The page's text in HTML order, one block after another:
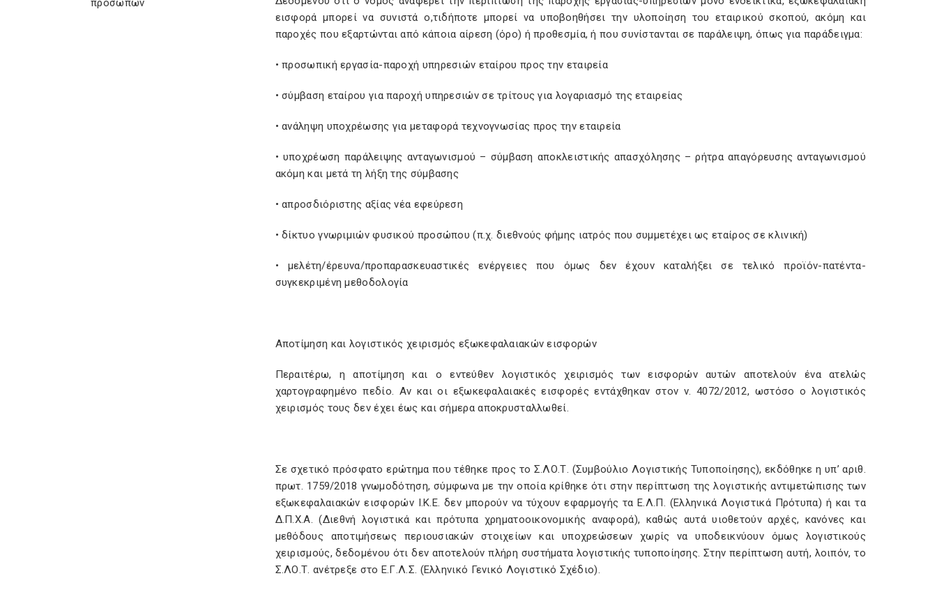
προσώπων
εισφορά μπορεί να συνιστά ο,τιδήποτε μπορεί να υποβοηθήσει την υλοποίηση του εταιρικού σκοπού, ακόμη και
παροχές που εξαρτώνται από κάποια αίρεση (όρο) ή προθεσμία, ή που συνίστανται σε παράλειψη, όπως για παράδειγμα:
• προσωπική εργασία-παροχή υπηρεσιών εταίρου προς την εταιρεία
• σύμβαση εταίρου για παροχή υπηρεσιών σε τρίτους για λογαριασμό της εταιρείας
• ανάληψη υποχρέωσης για μεταφορά τεχνογνωσίας προς την εταιρεία
• υποχρέωση παράλειψης ανταγωνισμού – σύμβαση αποκλειστικής απασχόλησης – ρήτρα απαγόρευσης ανταγωνισμού
ακόμη και μετά τη λήξη της σύμβασης
• απροσδιόριστης αξίας νέα εφεύρεση
• δίκτυο γνωριμιών φυσικού προσώπου (π.χ. διεθνούς φήμης ιατρός που συμμετέχει ως εταίρος σε κλινική)
• μελέτη/έρευνα/προπαρασκευαστικές ενέργειες που όμως δεν έχουν καταλήξει σε τελικό προϊόν-πατέντα-
συγκεκριμένη μεθοδολογία
Αποτίμηση και λογιστικός χειρισμός εξωκεφαλαιακών εισφορών
Περαιτέρω, η αποτίμηση και ο εντεύθεν λογιστικός χειρισμός των εισφορών αυτών αποτελούν ένα ατελώς
χαρτογραφημένο πεδίο. Αν και οι εξωκεφαλαιακές εισφορές εντάχθηκαν στον ν. 4072/2012, ωστόσο ο λογιστικός
χειρισμός τους δεν έχει έως και σήμερα αποκρυσταλλωθεί.
Σε σχετικό πρόσφατο ερώτημα που τέθηκε προς το Σ.ΛΟ.Τ. (Συμβούλιο Λογιστικής Τυποποίησης), εκδόθηκε η υπ’ αριθ.
πρωτ. 1759/2018 γνωμοδότηση, σύμφωνα με την οποία κρίθηκε ότι στην περίπτωση της λογιστικής αντιμετώπισης των
εξωκεφαλαιακών εισφορών Ι.Κ.Ε. δεν μπορούν να τύχουν εφαρμογής τα Ε.Λ.Π. (Ελληνικά Λογιστικά Πρότυπα) ή και τα
Δ.Π.Χ.Α. (Διεθνή λογιστικά και πρότυπα χρηματοοικονομικής αναφορά), καθώς αυτά υιοθετούν αρχές, κανόνες και
μεθόδους αποτιμήσεως περιουσιακών στοιχείων και υποχρεώσεων χωρίς να υποδεικνύουν όμως λογιστικούς
χειρισμούς, δεδομένου ότι δεν αποτελούν πλήρη συστήματα λογιστικής τυποποίησης. Στην περίπτωση αυτή, λοιπόν, το
Σ.ΛΟ.Τ. ανέτρεξε στο Ε.Γ.Λ.Σ. (Ελληνικό Γενικό Λογιστικό Σχέδιο).